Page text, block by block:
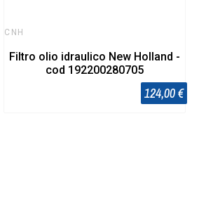
CNH
Filtro olio idraulico New Holland -
cod 192200280705
124,00 €